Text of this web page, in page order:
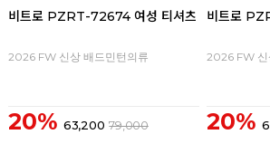
비트로 PZRT-72674 여성 티셔츠
2026 FW 신상 배드민턴의류
20% 63,200 79,000
비트로
2026 FW 신
20%